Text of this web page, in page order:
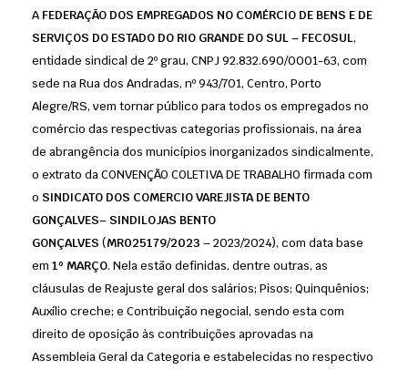
A FEDERAÇÃO DOS EMPREGADOS NO COMÉRCIO DE BENS E DE
SERVIÇOS DO ESTADO DO RIO GRANDE DO SUL – FECOSUL,
entidade sindical de 2º grau, CNPJ 92.832.690/0001-63, com
sede na Rua dos Andradas, nº 943/701, Centro, Porto
Alegre/RS, vem tornar público para todos os empregados no
comércio das respectivas categorias profissionais, na área
de abrangência dos municípios inorganizados sindicalmente,
o extrato da CONVENÇÃO COLETIVA DE TRABALHO firmada com
o SINDICATO DOS COMERCIO VAREJISTA DE BENTO
GONÇALVES– SINDILOJAS BENTO
GONÇALVES (MR025179/2023 – 2023/2024), com data base
em 1º MARÇO. Nela estão definidas, dentre outras, as
cláusulas de Reajuste geral dos salários; Pisos; Quinquênios;
Auxílio creche; e Contribuição negocial, sendo esta com
direito de oposição às contribuições aprovadas na
Assembleia Geral da Categoria e estabelecidas no respectivo